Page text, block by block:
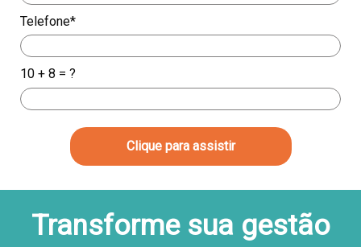
Telefone*
10 + 8 = ?
Clique para assistir
Transforme sua gestão